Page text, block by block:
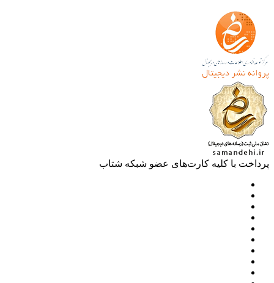
با کلیه کارت‌های عضو شبکه شتاب